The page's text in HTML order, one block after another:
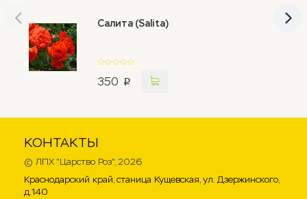
350 p
Салита (Salita)
КОНТАКТЫ
© ЛПХ "Царство Роз", 2026
Краснодарский край, станица Кущевская, ул. Дзержинского,
д.140